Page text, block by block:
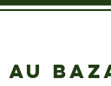
AU